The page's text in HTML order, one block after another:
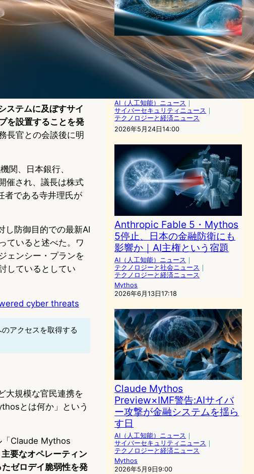
テムに及ぼすサイ
を設置することを発
長官との会談後に明
関、日本銀行、
催され、議長は株式
者である寺井理氏が
防御目的での最新AI
ていると述べた。ワ
ェンシー・プランを
しているとしてい
cyber threats
アクセスを取得する
大規模な官民連携を
とは何か」という
Claude Mythos
要なオペレーティン
ゼロデイ脆弱性を発
フロンティアAIが脆弱性を大
量発見する時代へ—金融庁・
日銀、Project YATA-Shield
に沿う1ヶ月対応を全金融機
関に要請
AI（人工知能）ニュース ｜
サイバーセキュリティニュース ｜
テクノロジーと経済ニュース
2026年5月24日14:00
Anthropic Fable 5・Mythos
5停止、日本の金融防衛にも
影響か｜AI主権という宿題
AI（人工知能）ニュース ｜
テクノロジーと社会ニュース ｜
テクノロジーと経済ニュース
Mythos
2026年6月13日17:18
Claude Mythos
Preview×IMF警告:AIサイバ
ー攻撃が金融システムを揺ら
す日
AI（人工知能）ニュース ｜
サイバーセキュリティニュース ｜
テクノロジーと経済ニュース
Mythos
2026年5月9日9:00